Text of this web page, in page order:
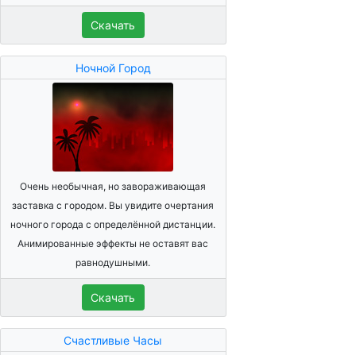
Скачать
Ночной Город
Очень необычная, но завораживающая
заставка с городом. Вы увидите очертания
ночного города с определённой дистанции.
Анимированные эффекты не оставят вас
равнодушными.
Скачать
Счастливые Часы